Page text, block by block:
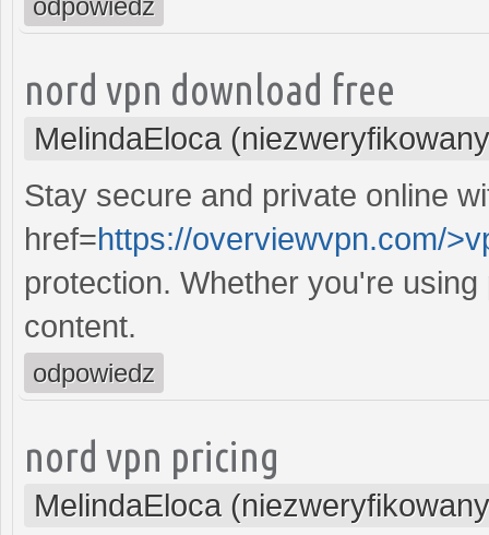
odpowiedz
nord vpn download free
MelindaEloca
Stay secure and private online
href=https://overviewvpn.com/
protection. Whether you're
content.
odpowiedz
nord vpn pricing
MelindaEloca